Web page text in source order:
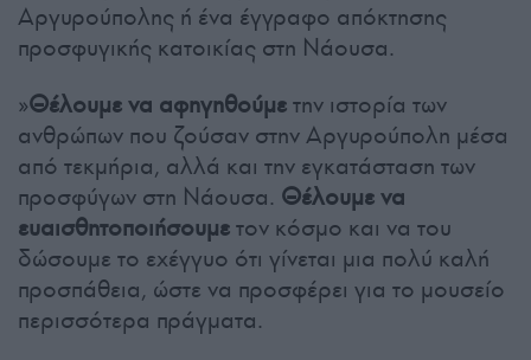
Αργυρούπολης ή ένα έγγραφο απόκτησης
προσφυγικής κατοικίας στη Νάουσα.
»Θέλουμε να αφηγηθούμετην ιστορία των
ανθρώπων που ζούσαν στην Αργυρούπολη μέσα
από τεκμήρια, αλλά και την εγκατάσταση των
προσφύγων στη Νάουσα. Θέλουμε να
ευαισθητοποιήσουμετον κόσμο και να του
δώσουμε το εχέγγυο ότι γίνεται μια πολύ καλή
προσπάθεια, ώστε να προσφέρει για το μουσείο
περισσότερα πράγματα.